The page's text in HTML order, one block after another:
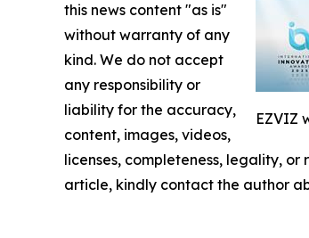
EZVIZ
this news content "as is"
without warranty of any
kind. We do not accept
any responsibility or
liability for the accuracy,
content, images, videos,
licenses, completeness, legality,
article, kindly contact the author